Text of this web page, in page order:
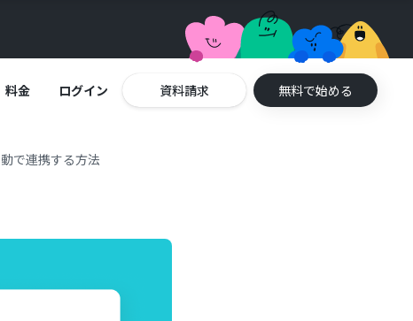
料金 ログイン 資料請求 無料で始める
で連携する方法